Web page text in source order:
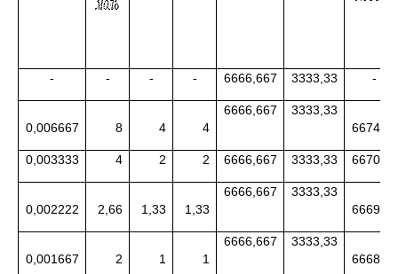
- - - - 6666,667 3333,33 -
0,006667 8 4 4
6666,667
3333,33
6674,66
0,003333 4 2 2 6666,667 3333,33 6670,66
0,002222 2,66 1,33 1,33
6666,667
3333,33
6669,33
0,001667 2 1 1
6666,667
3333,33
6668,66